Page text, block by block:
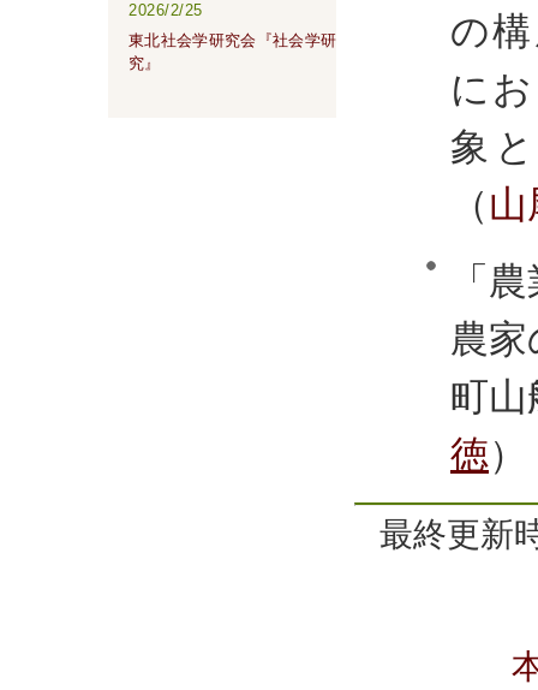
の
に
象
（山
「
農
町
徳）
最終更新
2026/2/25
東北社会学研究会『社会学研
究』